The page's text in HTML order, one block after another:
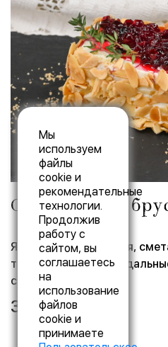
Сметанник с
Яйцо, мука пшеничная,
творожный сыр,
соленый, тимьян
320 р.
Мы
используем
файлы
cookie и
рекомендательные
технологии.
Продолжив
работу с
сайтом, вы
соглашаетесь
на
использование
файлов
cookie и
принимаете